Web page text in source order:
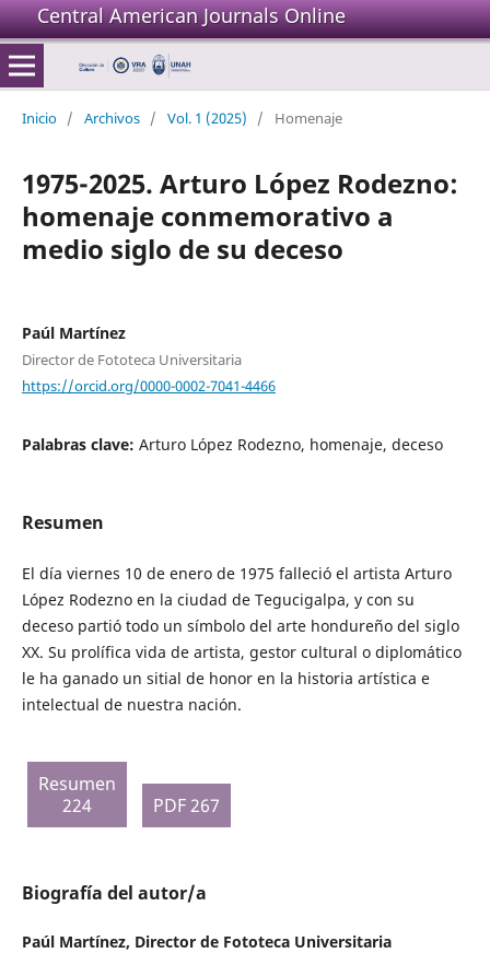
Central American Journals Online
Inicio / Archivos / Vol. 1 (2025) / Homenaje
1975-2025. Arturo López Rodezno:
homenaje conmemorativo a
medio siglo de su deceso
Paúl Martínez
Director de Fototeca Universitaria
https://orcid.org/0000-0002-7041-4466
Palabras clave: Arturo López Rodezno, homenaje, deceso
Resumen
El día viernes 10 de enero de 1975 falleció el artista Arturo
López Rodezno en la ciudad de Tegucigalpa, y con su
deceso partió todo un símbolo del arte hondureño del siglo
XX. Su prolífica vida de artista, gestor cultural o diplomático
le ha ganado un sitial de honor en la historia artística e
intelectual de nuestra nación.
Resumen
224
PDF 267
Biografía del autor/a
Paúl Martínez, Director de Fototeca Universitaria